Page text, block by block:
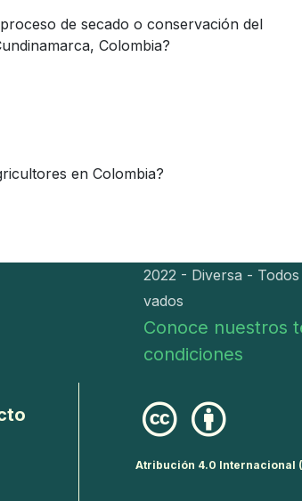
de secado o conservación del
Colombia?
en Colombia?
2022 - Diversa -
vados
Conoce nuestros
condiciones
Atribución 4.0 Internacional